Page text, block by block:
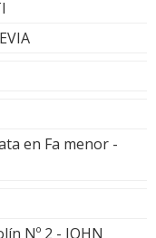
en Fa menor -
Nº 2 - JOHN